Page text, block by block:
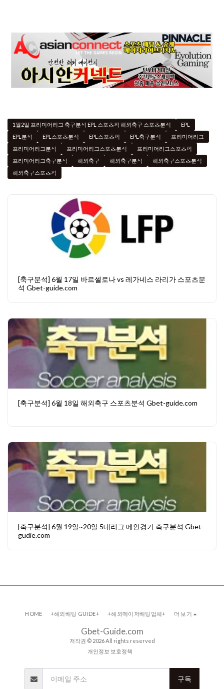
1월2일 프리미어리그 축구분석 EPL 스포츠픽 해외축구 스포츠분석
EPL
EPL분석
EPL스포츠분석 EPL스포츠픽 EPL축구분석
프리미어리그
프리미어리그분석
프리미어리그스포츠분석
프리미어리그스포츠픽
프리미어리그축구분석
해외축구 해외축구분석
해외축구스포츠분석
해외축구스포츠픽
[축구분석] 6월 17일 바르셀로나 vs 레가네스 라리가 스포츠분
석 Gbet-guide.com
[축구분석] 6월 18일 해외축구 스포츠분석 Gbet-guide.com
[축구분석] 6월 19일~20일 5대리그 메인경기 축구분석 Gbet-
gudie.com
Gbet-Guide.com
저작권 © 2026 All rights reserved
개인정보 보호정책
HOME +해외배팅 GUIDE+ +해외메이저배팅업체+ 더 보기
구독